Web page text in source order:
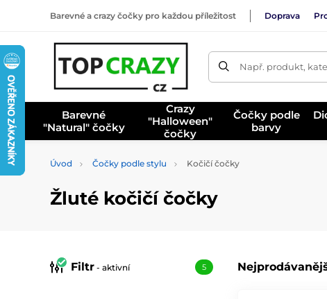
Barevné a crazy čočky pro každou příležitost Doprava
Např. produkt,
Barevné
"Natural" čočky
Crazy
"Halloween"
čočky
Čočky podle
barvy
Úvod Čočky podle stylu Kočičí čočky
Žluté kočičí čočky
Filtr - aktivní 5